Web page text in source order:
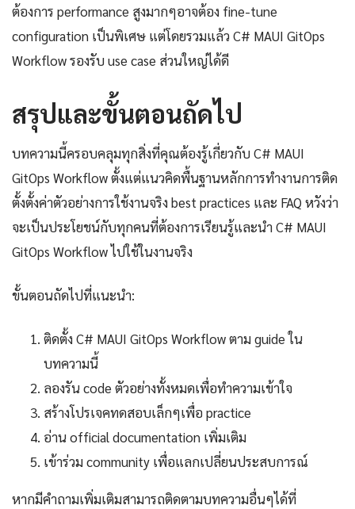
ต้องการ performance สูงมากๆอาจต้อง fine-tune
configuration เป็นพิเศษ แต่โดยรวมแล้ว C# MAUI GitOps
Workflow รองรับ use case ส่วนใหญ่ได้ดี
สรุปและขั้นตอนถัดไป
บทความนี้ครอบคลุมทุกสิ่งที่คุณต้องรู้เกี่ยวกับ C# MAUI
GitOps Workflow ตั้งแต่แนวคิดพื้นฐานหลักการทำงานการติด
ตั้งตั้งค่าตัวอย่างการใช้งานจริง best practices และ FAQ หวังว่า
จะเป็นประโยชน์กับทุกคนที่ต้องการเรียนรู้และนำ C# MAUI
GitOps Workflow ไปใช้ในงานจริง
ขั้นตอนถัดไปที่แนะนำ:
ติดตั้ง C# MAUI GitOps Workflow ตาม guide ใน
บทความนี้
ลองรัน code ตัวอย่างทั้งหมดเพื่อทำความเข้าใจ
สร้างโปรเจคทดสอบเล็กๆเพื่อ practice
อ่าน official documentation เพิ่มเติม
เข้าร่วม community เพื่อแลกเปลี่ยนประสบการณ์
หากมีคำถามเพิ่มเติมสามารถติดตามบทความอื่นๆได้ที่